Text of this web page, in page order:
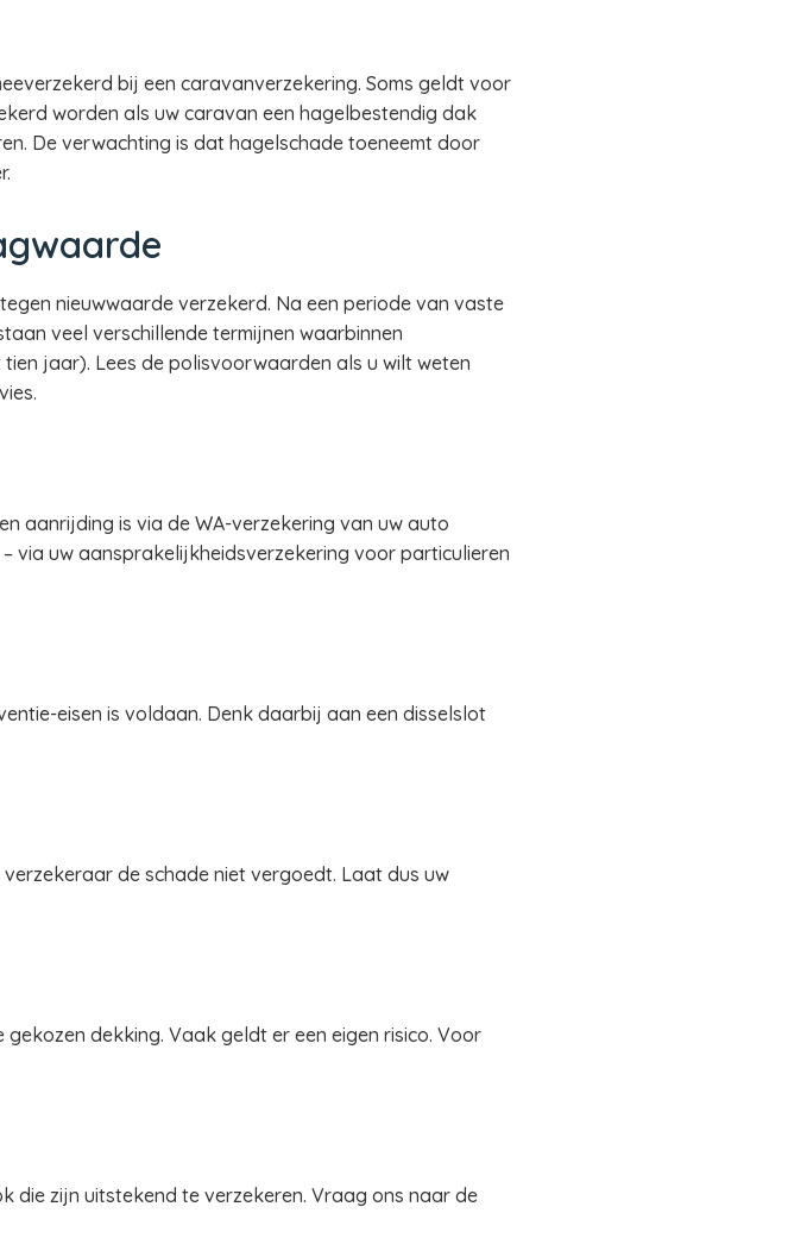
bij een caravanverzekering. Soms geldt voor
worden als uw caravan een hagelbestendig dak
De verwachting is dat hagelschade toeneemt door
nieuwwaarde verzekerd. Na een periode van vaste
veel verschillende termijnen waarbinnen
jaar). Lees de polisvoorwaarden als u wilt weten
aanrijding is via de WA-verzekering van uw auto
via uw aansprakelijkheidsverzekering voor particulieren
eisen is voldaan. Denk daarbij aan een disselslot
de schade niet vergoedt. Laat dus uw
dekking. Vaak geldt er een eigen risico. Voor
die zijn uitstekend te verzekeren. Vraag ons naar de